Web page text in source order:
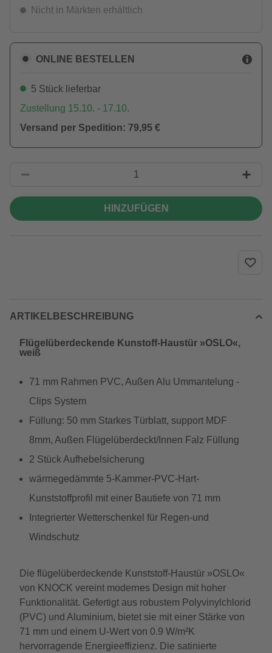
Nicht in Märkten erhältlich
ONLINE BESTELLEN
5 Stück lieferbar
Zustellung 15.10. - 17.10.
Versand per Spedition: 79,95 €
HINZUFÜGEN
ARTIKELBESCHREIBUNG
Flügelüberdeckende Kunstoff-Haustür »OSLO«,
weiß
71 mm Rahmen PVC, Außen Alu Ummantelung -
Clips System
Füllung: 50 mm Starkes Türblatt, support MDF
8mm, Außen Flügelüberdeckt/Innen Falz Füllung
2 Stück Aufhebelsicherung
wärmegedämmte 5-Kammer-PVC-Hart-
Kunststoffprofil mit einer Bautiefe von 71 mm
Integrierter Wetterschenkel für Regen-und
Windschutz
Die flügelüberdeckende Kunststoff-Haustür »OSLO«
von KNOCK vereint modernes Design mit hoher
Funktionalität. Gefertigt aus robustem Polyvinylchlorid
(PVC) und Aluminium, bietet sie mit einer Stärke von
71 mm und einem U-Wert von 0.9 W/m²K
hervorragende Energieeffizienz. Die satinierte